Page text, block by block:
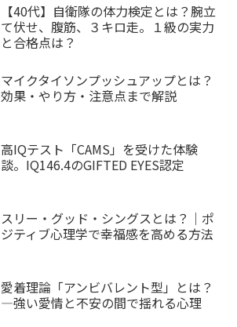
【40代】自衛隊の体力検定とは？腕立
て伏せ、腹筋、３キロ走。１級の実力
と合格点は？
マイクタイソンプッシュアップとは？
効果・やり方・注意点まで解説
高IQテスト「CAMS」を受けた体験
談。IQ146.4のGIFTED EYES認定
スリー・グッド・シングスとは？｜ポ
ジティブ心理学で幸福感を高める方法
愛着理論「アンビバレント型」とは？
—強い愛情と不安の間で揺れる心理